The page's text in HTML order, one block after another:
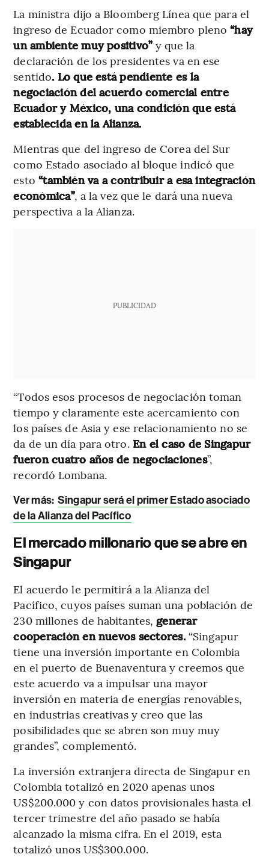
La ministra dijo a Bloomberg Línea que para el
ingreso de Ecuador como miembro pleno“hay
un ambiente muy positivo”y que la
declaración de los presidentes va en ese
sentido. Lo que está pendiente es la
negociación del acuerdo comercial entre
Ecuador y México, una condición que está
establecida en la Alianza.
Mientras que del ingreso de Corea del Sur
como Estado asociado al bloque indicó que
esto “también va a contribuir a esa integración
económica”, a la vez que le dará una nueva
perspectiva a la Alianza.
PUBLICIDAD
“Todos esos procesos de negociación toman
tiempo y claramente este acercamiento con
los países de Asia y ese relacionamiento no se
da de un día para otro.En el caso de Singapur
fueron cuatro años de negociaciones”,
recordó Lombana.
Ver más: Singapur será el primer Estado asociado
de la Alianza del Pacífico
El mercado millonario que se abre en
Singapur
El acuerdo le permitirá a la Alianza del
Pacífico, cuyos países suman una población de
230 millones de habitantes, generar
cooperación en nuevos sectores.“Singapur
tiene una inversión importante en Colombia
en el puerto de Buenaventura y creemos que
este acuerdo va a impulsar una mayor
inversión en materia de energías renovables,
en industrias creativas y creo que las
posibilidades que se abren son muy muy
grandes”, complementó.
La inversión extranjera directa de Singapur en
Colombia totalizó en 2020 apenas unos
US$200.000 y con datos provisionales hasta el
tercer trimestre del año pasado se había
alcanzado la misma cifra. En el 2019, esta
totalizó unos US$300.000.